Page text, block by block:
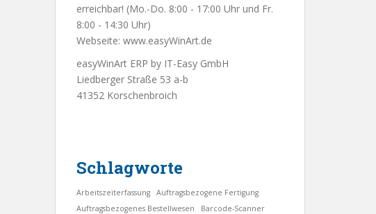
erreichbar! (Mo.-Do. 8:00 - 17:00 Uhr und Fr.
8:00 - 14:30 Uhr)
Webseite: www.easyWinArt.de
easyWinArt ERP by IT-Easy GmbH
Liedberger Straße 53 a-b
41352 Korschenbroich
Schlagworte
Arbeitszeiterfassung
Auftragsbezogene Fertigung
Auftragsbezogenes Bestellwesen
Barcode-Scanner